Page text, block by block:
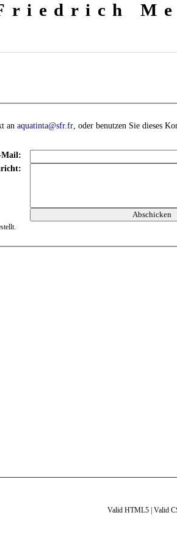
anaquatinta@sfr.fr , oder benutzen Sie dieses
Mail:
Valid HTML5 Valid